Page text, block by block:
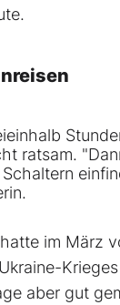
ratsam.
im März
aber gut